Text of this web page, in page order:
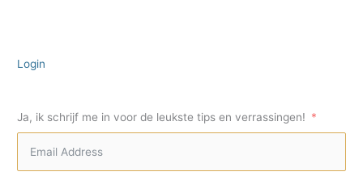
Login
Ja, ik schrijf me in voor de leukste tips en verrassingen!